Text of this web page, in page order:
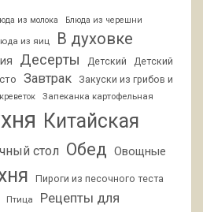
из молока Блюда из черешни
из яиц В духовке
Десерты Детский
Детский
Завтрак
Закуски из грибов и
Запеканка картофельная
Китайская
стол Обед Овощные
Пироги из песочного теста
Птица
Рецепты для